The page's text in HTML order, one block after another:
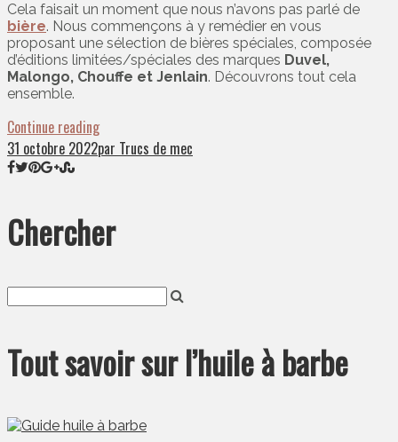
Cela faisait un moment que nous n’avons pas parlé de
bière. Nous commençons à y remédier en vous
proposant une sélection de bières spéciales, composée
d’éditions limitées/spéciales des marques Duvel,
Malongo, Chouffe et Jenlain. Découvrons tout cela
ensemble.
Continue reading
31 octobre 2022par Trucs de mec
Chercher
Tout savoir sur l’huile à barbe